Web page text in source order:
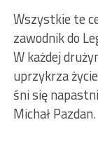
Wszystkie te
zawodnik do
W każdej
uprzykrza
śni się
Michał Pazdan.